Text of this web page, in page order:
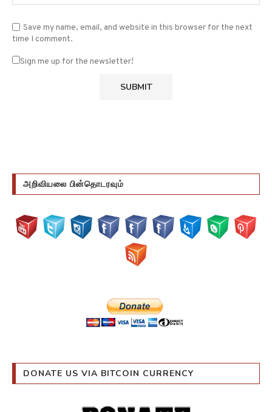
time I comment.
அறிவியலை பின்தொடரவும்
DONATE US VIA BITCOIN CURRENCY